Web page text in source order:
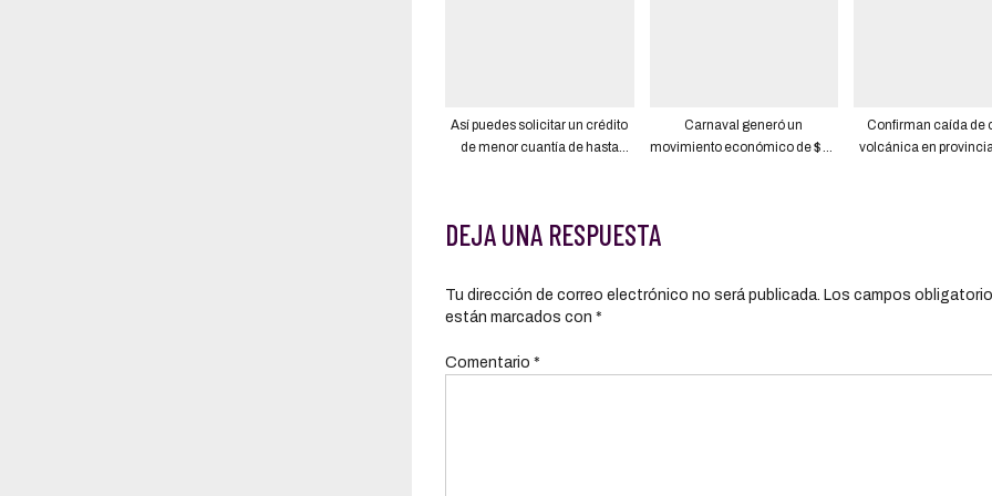
Así puedes solicitar un crédito
de menor cuantía de hasta
Carnaval generó un
movimiento económico de $ 67
Confirman caída de
volcánica en provincia
DEJA UNA RESPUESTA
Tu dirección de correo electrónico no será publicada. Los campos
están marcados con *
Comentario *